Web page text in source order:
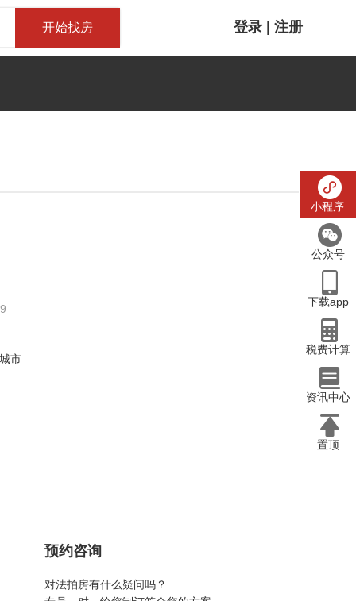
开始找房 登录 注册
市
预约咨询
对法拍房有什么疑问吗？
小程序
公众号
下载app
税费计算
资讯中心
置顶